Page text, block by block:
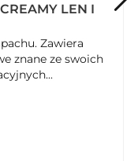
LEN I
Zawiera
znane ze swoich